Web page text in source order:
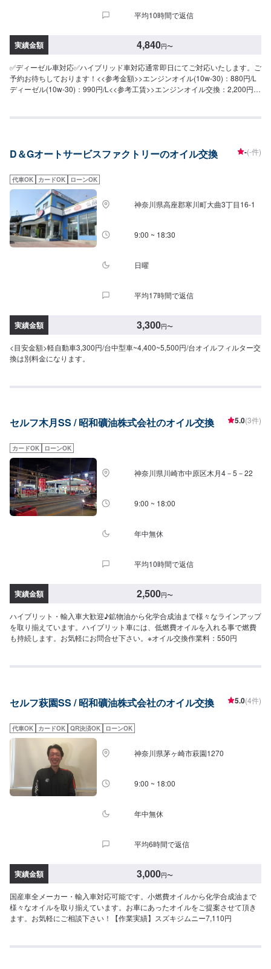
平均10時間で返信
実績金額 4,840円〜
✅ディーゼル車対応✅ハイブリッド車対応通常即日にてご対応いたします。ご
予約お待ちしております！<<参考金額>>エンジンオイル(10w-30)：880円/L
ディーゼル(10w-30)：990円/L<<参考工賃>>エンジンオイル交換：2,200円~
D＆Gオートサービスファクトリーのオイル交換 -(-件)
代車OK カードOK ローンOK
神奈川県高座郡寒川町大曲3丁目16-1
9:00 ~ 18:30
日曜
平均17時間で返信
実績金額 3,300円〜
<目安金額>軽自動車3,300円/台中型車~4,400~5,500円/台オイルフィルター交
換は別料金になります。
セルフ木月SS / 昭和礦油株式会社のオイル交換 5.0(3件)
カードOK ローンOK
神奈川県川崎市中原区木月4－5－22
9:00 ~ 18:00
年中無休
平均10時間で返信
実績金額 2,500円〜
ハイブリット・輸入車大歓迎♪鉱物油から化学合成油まで様々なラインアップ
を取り揃えています。ハイブリット車には、低燃費オイルを入れる事で燃費
も持続します。お気軽にお問合せ下さい。※オイル交換作業料：550円
セルフ萩園SS / 昭和礦油株式会社のオイル交換 5.0(4件)
代車OK カードOK QR決済OK ローンOK
神奈川県茅ヶ崎市萩園1270
9:00 ~ 18:00
年中無休
平均6時間で返信
実績金額 3,000円〜
国産車全メーカー・輸入車対応可能です。小燃費オイルから化学合成油まで
様々なオイルを取り揃えています。お車にあったオイルをご提案させて頂き
ます。お気軽にご相談下さい！【作業実績】スズキジムニー7,110円